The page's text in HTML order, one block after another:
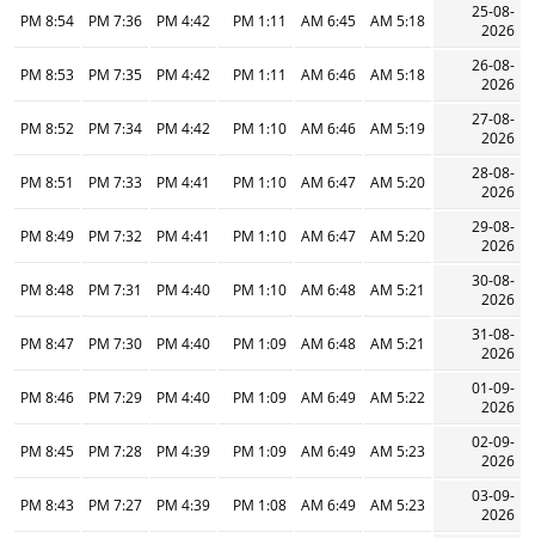
25-08-
2026
5:18 AM
6:45 AM
1:11 PM
4:42 PM
7:36 PM
8:54 PM
26-08-
2026
5:18 AM
6:46 AM
1:11 PM
4:42 PM
7:35 PM
8:53 PM
27-08-
2026
5:19 AM
6:46 AM
1:10 PM
4:42 PM
7:34 PM
8:52 PM
28-08-
2026
5:20 AM
6:47 AM
1:10 PM
4:41 PM
7:33 PM
8:51 PM
29-08-
2026
5:20 AM
6:47 AM
1:10 PM
4:41 PM
7:32 PM
8:49 PM
30-08-
2026
5:21 AM
6:48 AM
1:10 PM
4:40 PM
7:31 PM
8:48 PM
31-08-
2026
5:21 AM
6:48 AM
1:09 PM
4:40 PM
7:30 PM
8:47 PM
01-09-
2026
5:22 AM
6:49 AM
1:09 PM
4:40 PM
7:29 PM
8:46 PM
02-09-
2026
5:23 AM
6:49 AM
1:09 PM
4:39 PM
7:28 PM
8:45 PM
03-09-
2026
5:23 AM
6:49 AM
1:08 PM
4:39 PM
7:27 PM
8:43 PM